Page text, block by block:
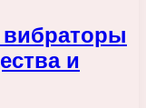
и